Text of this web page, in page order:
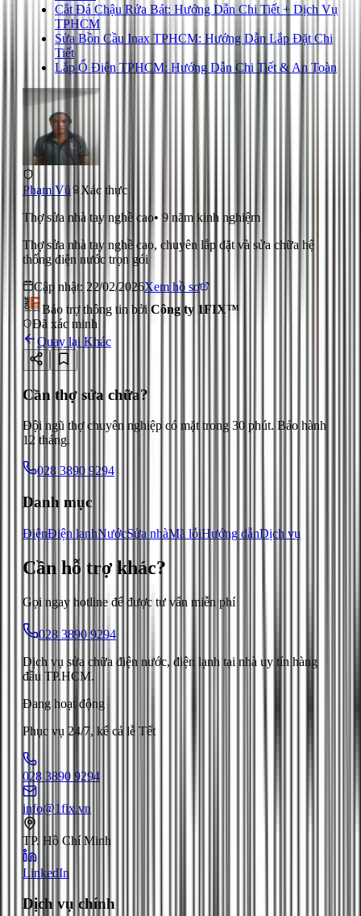
Cắt Đá Chậu Rửa Bát: Hướng Dẫn Chi Tiết + Dịch Vụ
TPHCM
Sửa Bồn Cầu Inax TPHCM: Hướng Dẫn Lắp Đặt Chi
Tiết
Lắp Ổ Điện TPHCM: Hướng Dẫn Chi Tiết & An Toàn
Phạm Vũ
Xác thực
Thợ sửa nhà tay nghề cao• 9 năm kinh nghiệm
Thợ sửa nhà tay nghề cao, chuyên lắp đặt và sửa chữa hệ
thống điện nước trọn gói
Cập nhật: 22/02/2026Xem hồ sơ
Bảo trợ thông tin bởi Công ty 1FIX™
Đã xác minh
Quay lại Khác
Cần thợ sửa chữa?
Đội ngũ thợ chuyên nghiệp có mặt trong 30 phút. Bảo hành
12 tháng.
028 3890 9294
Danh mục
ĐiệnĐiện lạnhNướcSửa nhàMã lỗiHướng dẫnDịch vụ
Cần hỗ trợ khác?
Gọi ngay hotline để được tư vấn miễn phí
028 3890 9294
Dịch vụ sửa chữa điện nước, điện lạnh tại nhà uy tín hàng
đầu TP.HCM.
Đang hoạt động
Phục vụ 24/7, kể cả lễ Tết
028 3890 9294
info@1fix.vn
TP. Hồ Chí Minh
LinkedIn
Dịch vụ chính